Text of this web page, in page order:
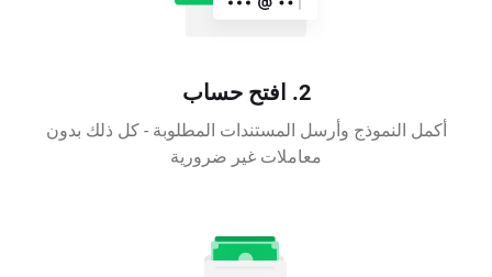
2. افتح حساب
أكمل النموذج وأرسل المستندات المطلوبة - كل ذلك بدون
معاملات غير ضرورية